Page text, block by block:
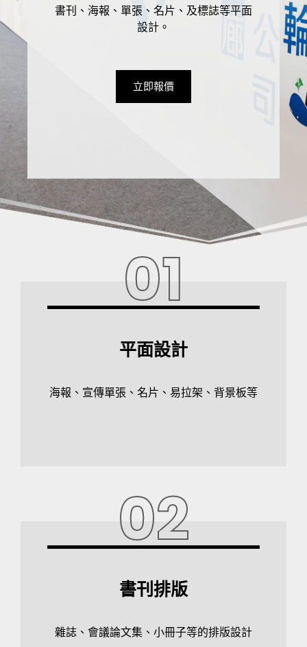
書刊、海報、單張、名片、及標誌等平面
設計。
立即報價
01
平面設計
海報、宣傳單張、名片、易拉架、背景板等
02
書刊排版
雜誌、會議論文集、小冊子等的排版設計